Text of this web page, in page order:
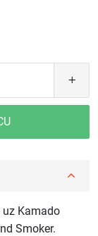
Kamado
Smoker.